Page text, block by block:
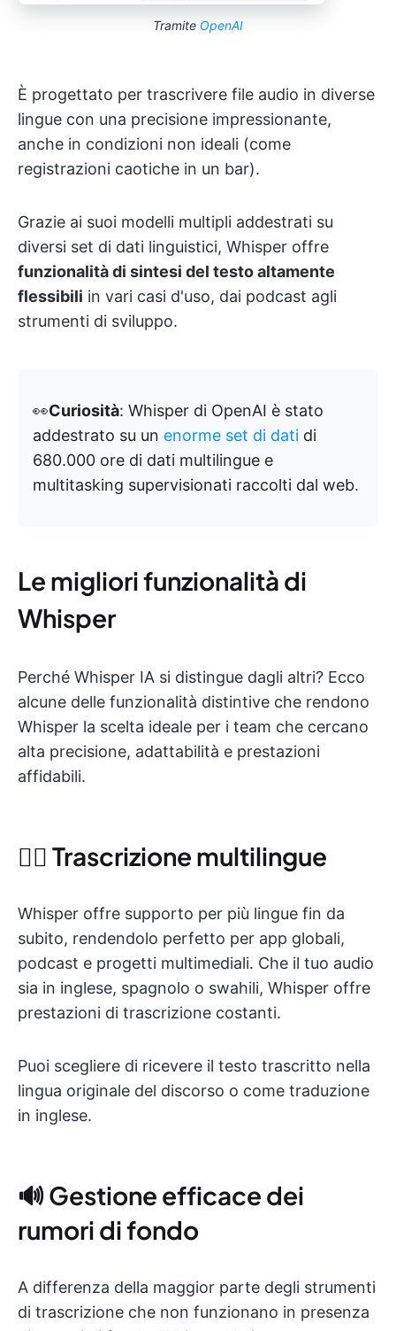
Tramite OpenAI
È progettato per trascrivere file audio in diverse
lingue con una precisione impressionante,
anche in condizioni non ideali (come
registrazioni caotiche in un bar).
Grazie ai suoi modelli multipli addestrati su
diversi set di dati linguistici, Whisper offre
funzionalità di sintesi del testo altamente
flessibili in vari casi d'uso, dai podcast agli
strumenti di sviluppo.
👀Curiosità: Whisper di OpenAI è stato
addestrato su un enorme set di dati di
680.000 ore di dati multilingue e
multitasking supervisionati raccolti dal web.
Le migliori funzionalità di
Whisper
Perché Whisper IA si distingue dagli altri? Ecco
alcune delle funzionalità distintive che rendono
Whisper la scelta ideale per i team che cercano
alta precisione, adattabilità e prestazioni
affidabili.
🙋‍♀️ Trascrizione multilingue
Whisper offre supporto per più lingue fin da
subito, rendendolo perfetto per app globali,
podcast e progetti multimediali. Che il tuo audio
sia in inglese, spagnolo o swahili, Whisper offre
prestazioni di trascrizione costanti.
Puoi scegliere di ricevere il testo trascritto nella
lingua originale del discorso o come traduzione
in inglese.
🔊 Gestione efficace dei
rumori di fondo
A differenza della maggior parte degli strumenti
di trascrizione che non funzionano in presenza